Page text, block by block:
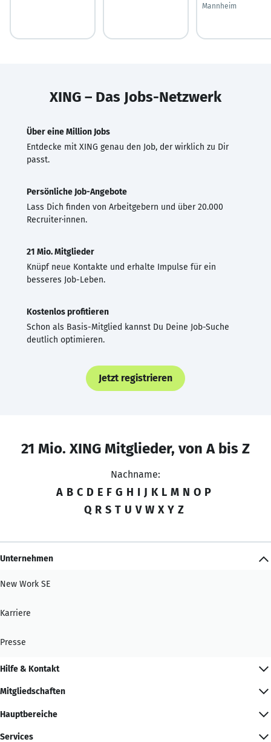
Mannheim
XING – Das Jobs-Netzwerk
Über eine Million Jobs
Entdecke mit XING genau den Job, der wirklich zu Dir
passt.
Persönliche Job-Angebote
Lass Dich finden von Arbeitgebern und über 20.000
Recruiter·innen.
21 Mio. Mitglieder
Knüpf neue Kontakte und erhalte Impulse für ein
besseres Job-Leben.
Kostenlos profitieren
Schon als Basis-Mitglied kannst Du Deine Job-Suche
deutlich optimieren.
Jetzt registrieren
21 Mio. XING Mitglieder, von A bis Z
Nachname:
A B C D E F G H I J K L M N O P
Q R S T U V W X Y Z
Unternehmen
New Work SE
Karriere
Presse
Hilfe & Kontakt
Mitgliedschaften
Hauptbereiche
Services